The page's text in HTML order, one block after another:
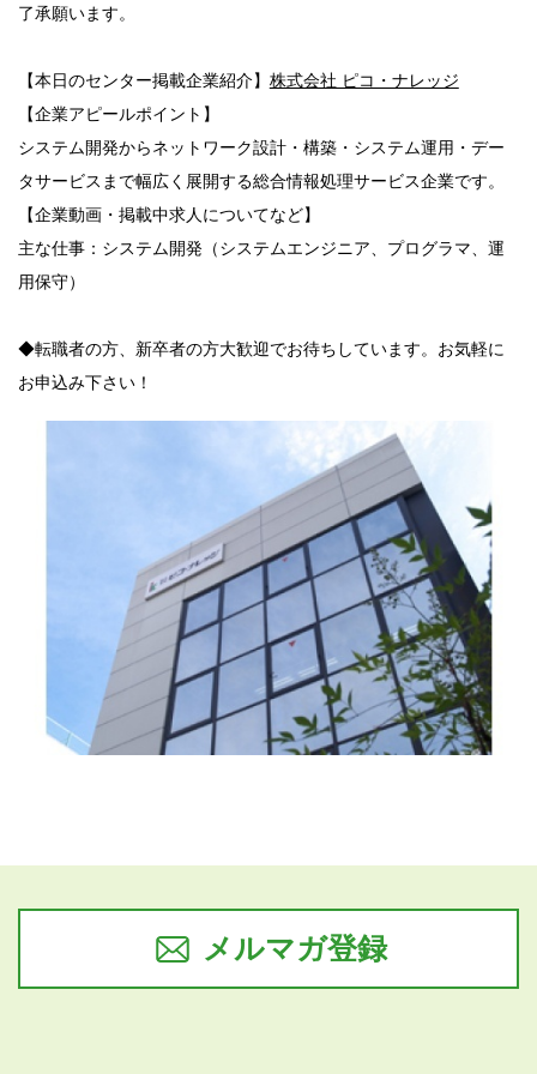
了承願います。
【本日のセンター掲載企業紹介】 株式会社 ピコ・ナレッジ
【企業アピールポイント】
システム開発からネットワーク設計・構築・システム運用・デー
タサービスまで幅広く展開する総合情報処理サービス企業です。
【企業動画・掲載中求人についてなど】
主な仕事：システム開発（システムエンジニア、プログラマ、運
用保守）
◆転職者の方、新卒者の方大歓迎でお待ちしています。お気軽に
お申込み下さい！
メルマガ登録